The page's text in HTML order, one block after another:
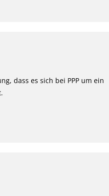
dass es sich bei PPP um ein